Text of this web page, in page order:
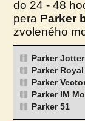
do 24 - 48
pera Parker
zvoleného
Parker
Parker
Parker
Parker IM
Parker 51